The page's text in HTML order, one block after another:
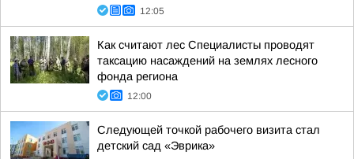
12:05
Как считают лес Специалисты проводят
таксацию насаждений на землях лесного
фонда региона
12:00
Следующей точкой рабочего визита стал
детский сад «Эврика»